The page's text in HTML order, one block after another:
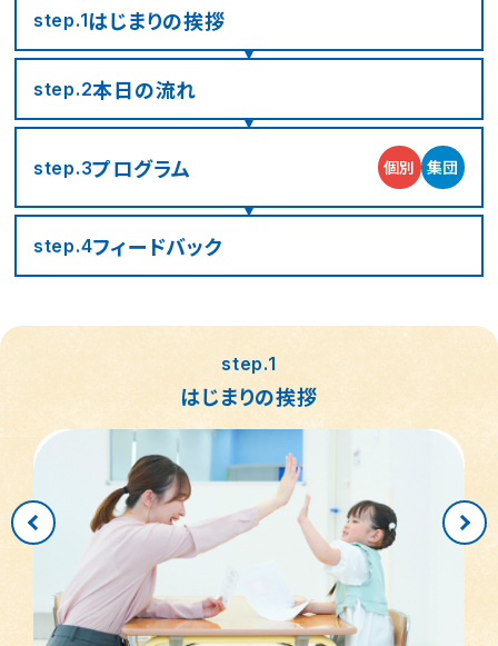
step.1はじまりの挨拶
step.2本日の流れ
step.3プログラム 個別 集団
step.4フィードバック
step.1
はじまりの挨拶
児童発達支援
LITALICOジュニア つくば教室
川口市
さいたま市大宮区
戸田市
さいたま市南区
春日部市
蕨市
松戸市
千葉市花見川区
世田谷区
江戸川区
北区
中央区
西東京市
横浜市戸塚区
藤沢市
横浜市鶴見区
鎌倉市
相模原市緑区
横浜市神奈川区
名古屋市千種区
名古屋市中区
児童発達支援
LITALICOジュニア 静岡教室
児童発達支援
LITALICOジュニア 四日市教室
堺市北区
堺市西区
大阪市此花区
茨木市
大阪市住吉区
神戸市長田区
仙台市青葉区
児童発達支援
LITALICOジュニア 仙台五橋教室
広島市南区
児童発達支援
LITALICOジュニア 広島皆実教室
福岡市早良区
福岡市博多区
福岡市中央区